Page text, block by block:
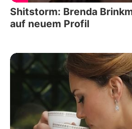
Shitstorm: Brenda
auf neuem Profil